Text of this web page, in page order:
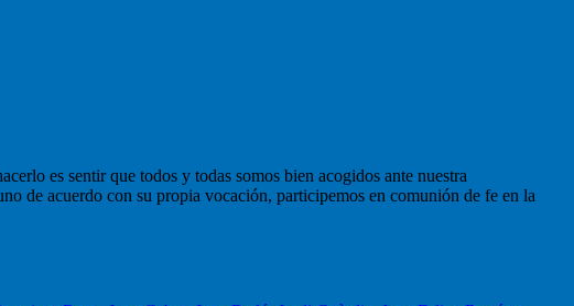
es sentir que todos y todas somos bien acogidos ante nuestra
de acuerdo con su propia vocación, participemos en comunión de fe en la